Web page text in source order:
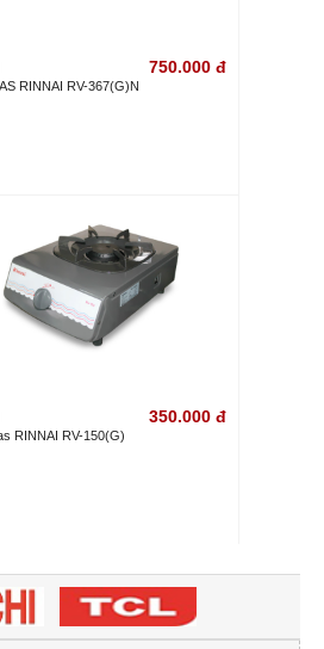
750.000 đ
RINNAI RV-367(G)N
350.000 đ
RINNAI RV-150(G)